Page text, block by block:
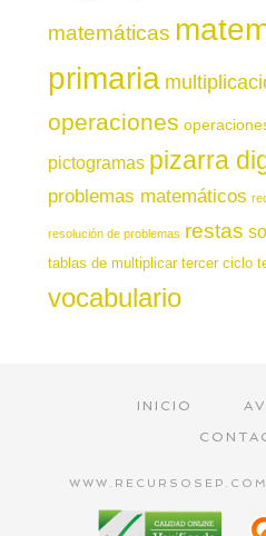
matemáticas
primaria
operaciones
pictogramas pizarra
problemas matemáticos
resolución de problemas restas
tablas de multiplicar tercer ciclo
vocabulario
INICIO